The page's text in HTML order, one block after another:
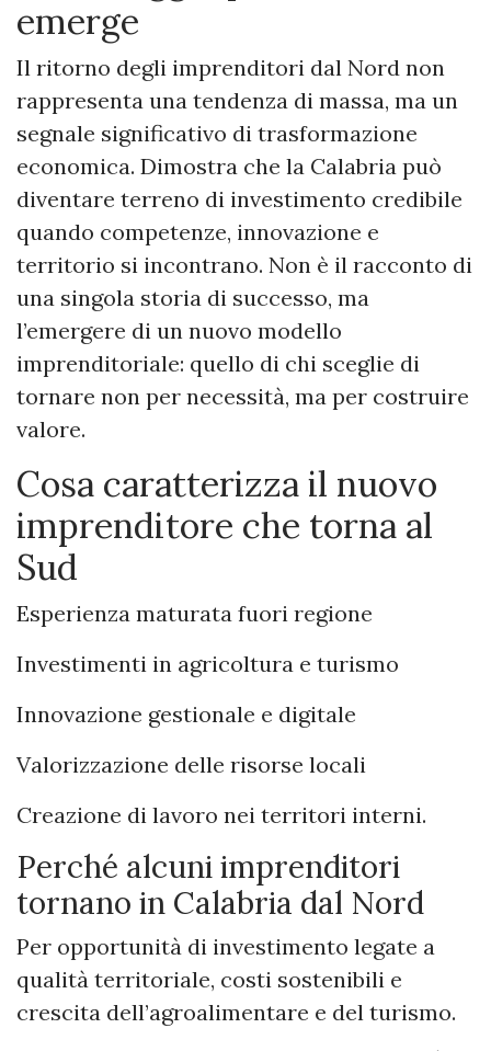
emerge
Il ritorno degli imprenditori dal Nord non
rappresenta una tendenza di massa, ma un
segnale significativo di trasformazione
economica. Dimostra che la Calabria può
diventare terreno di investimento credibile
quando competenze, innovazione e
territorio si incontrano. Non è il racconto di
una singola storia di successo, ma
l’emergere di un nuovo modello
imprenditoriale: quello di chi sceglie di
tornare non per necessità, ma per costruire
valore.
Cosa caratterizza il nuovo
imprenditore che torna al
Sud
Esperienza maturata fuori regione
Investimenti in agricoltura e turismo
Innovazione gestionale e digitale
Valorizzazione delle risorse locali
Creazione di lavoro nei territori interni.
Perché alcuni imprenditori
tornano in Calabria dal Nord
Per opportunità di investimento legate a
qualità territoriale, costi sostenibili e
crescita dell’agroalimentare e del turismo.